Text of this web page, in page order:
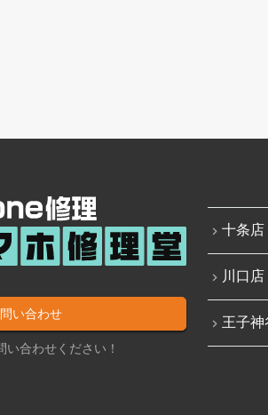
い合わせ
合わせください！
十条店
川口店
王子